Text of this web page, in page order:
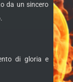
da un sincero
di gloria e